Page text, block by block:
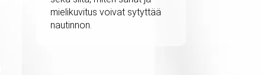
mielikuvitus voivat sytyttää
nautinnon.